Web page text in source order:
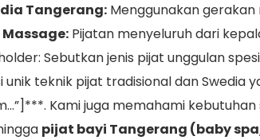
Tangerang: Menggunakan
Massage: Pijatan menyeluruh dari
Sebutkan jenis pijat unggulan
unik teknik pijat tradisional dan
Kami juga memahami
pijat bayi Tangerang (baby